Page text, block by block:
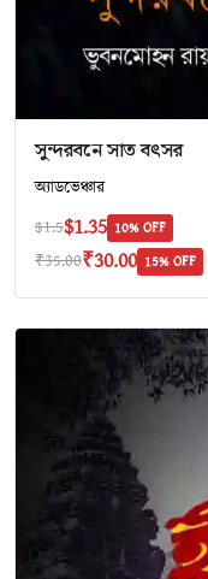
সুন্দরবনে সাত বৎসর
অ‍্যাডভেঞ্চার
$1.5$1.35 10% OFF
₹35.00₹30.00 15% OFF